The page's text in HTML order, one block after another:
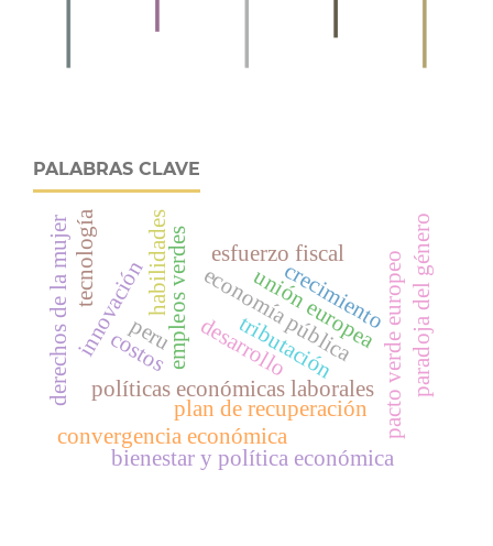
PALABRAS CLAVE
economía pública
políticas económicas laborales pacto verde europeo
plan de recuperación
empleos verdes
habilidades unión europea
convergencia económica
tributación
derechos de la mujer paradoja del género
bienestar y política económica
crecimiento
desarrollo
innovación
tecnología esfuerzo fiscal
costos
peru